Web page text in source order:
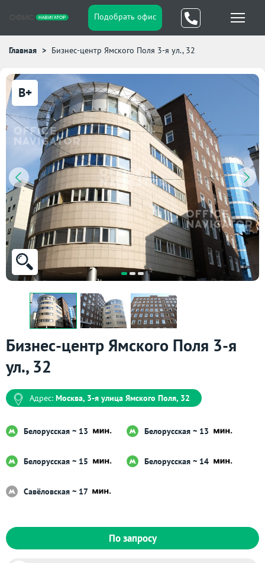
Подобрать офис
Главная Бизнес-центр Ямского Поля 3-я ул., 32
B+
Бизнес-центр Ямского Поля 3-я
ул., 32
Адрес: Москва, 3-я улица Ямского Поля, 32
Белорусская ~ 13 Белорусская ~ 13
Белорусская ~ 15 Белорусская ~ 14
Савёловская ~ 17
По запросу